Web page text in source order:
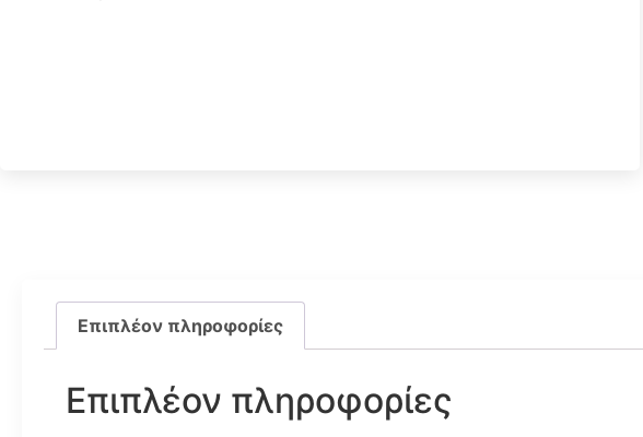
Επιπλέον πληροφορίες
Επιπλέον πληροφορίες